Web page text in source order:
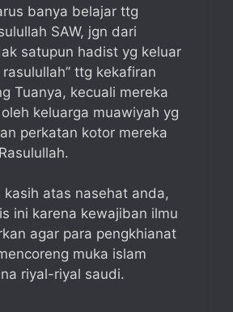
banya belajar ttg
SAW, jgn dari
satupun hadist yg keluar
ttg kekafiran
Tuanya, kecuali mereka
keluarga muawiyah yg
perkatan kotor mereka
atas nasehat anda,
ini karena kewajiban ilmu
agar para pengkhianat
muka islam
riyal-riyal saudi.